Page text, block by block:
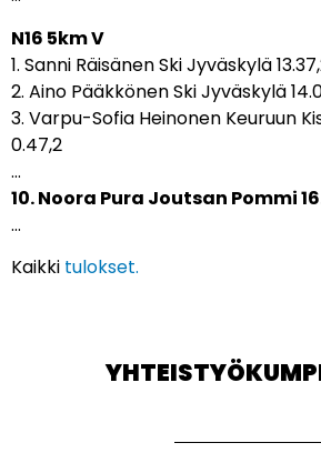
N16 5km V
1. Sanni Räisänen Ski Jyväskylä
2. Aino Pääkkönen Ski Jyväskylä
3. Varpu-Sofia Heinonen Keuruun
0.47,2
…
10. Noora Pura Joutsan Pommi
…
Kaikki tulokset.